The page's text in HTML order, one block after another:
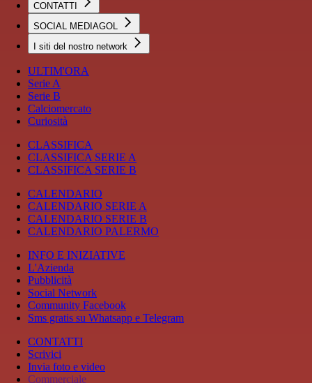
CONTATTI
SOCIAL MEDIAGOL
I siti del nostro network
ULTIM'ORA
Serie A
Serie B
Calciomercato
Curiosità
CLASSIFICA
CLASSIFICA SERIE A
CLASSIFICA SERIE B
CALENDARIO
CALENDARIO SERIE A
CALENDARIO SERIE B
CALENDARIO PALERMO
INFO E INIZIATIVE
L'Azienda
Pubblicità
Social Network
Community Facebook
Sms gratis su Whatsapp e Telegram
CONTATTI
Scrivici
Invia foto e video
Commerciale